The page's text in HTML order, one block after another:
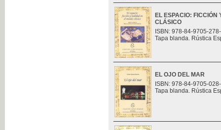
EL ESPACIO:
CLÁSICO
ISBN: 978-84-9705-
Tapa blanda. Rústica
EL OJO DEL MAR
ISBN: 978-84-9705-
Tapa blanda. Rústica